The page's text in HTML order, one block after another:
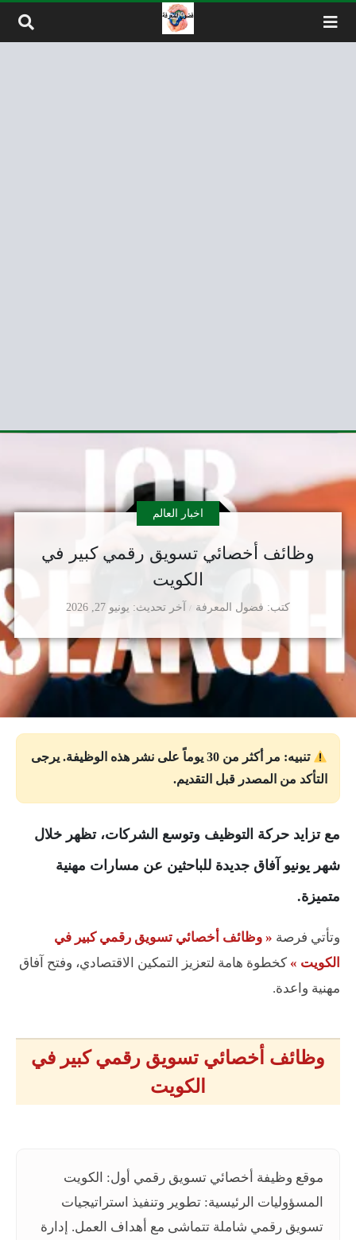
وظائف أخصائي تسويق رقمي كبير في
الكويت
كتب فضول المعرفة
اخبار العالم
آخر تحديث يونيو 27, 2026
تنبيه: مر أكثر من 30 يوماً على نشر هذه الوظيفة. يرجى
التأكد من المصدر قبل التقديم.
مع تزايد حركة التوظيف وتوسع الشركات، تظهر خلال
شهر يونيو آفاق جديدة للباحثين عن مسارات مهنية
متميزة.
وتأتي فرصة « وظائف أخصائي تسويق رقمي كبير في
الكويت » كخطوة هامة لتعزيز التمكين الاقتصادي، وفتح آفاق
مهنية واعدة.
وظائف أخصائي تسويق رقمي كبير في
الكويت
موقع وظيفة أخصائي تسويق رقمي أول: الكويت
المسؤوليات الرئيسية: تطوير وتنفيذ استراتيجيات
تسويق رقمي شاملة تتماشى مع أهداف العمل. إدارة